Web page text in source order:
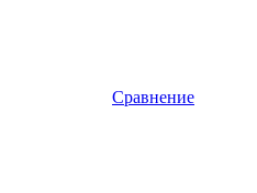
Сравнение